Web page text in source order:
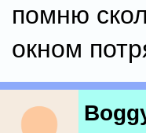
помню
окном